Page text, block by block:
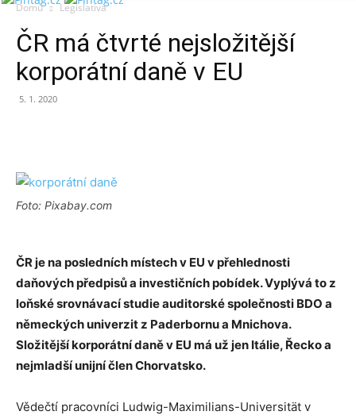
Domů Legislativa
ČR má čtvrté nejsložitější
korporátní daně v EU
5. 1. 2020
Foto: Pixabay.com
ČR je na posledních místech v EU v přehlednosti
daňových předpisů a investičních pobídek. Vyplývá to z
loňské srovnávací studie auditorské společnosti BDO a
německých univerzit z Paderbornu a Mnichova.
Složitější korporátní daně v EU má už jen Itálie, Řecko a
nejmladší unijní člen Chorvatsko.
Vědečtí pracovníci Ludwig-Maximilians-Universität v